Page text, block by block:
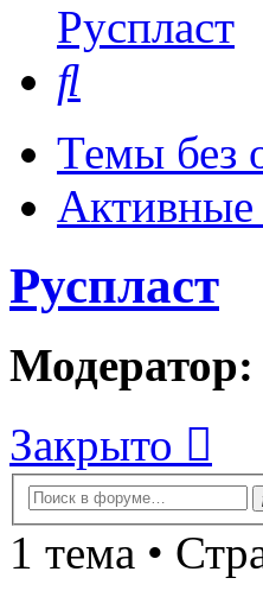
Руспласт
Темы без
Руспласт
Модератор:
Закрыто
1 тема •